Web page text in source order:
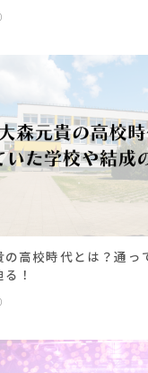
の高校時代とは？通っ
！